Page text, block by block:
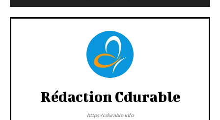
Rédaction Cdurable
https:/cdurable.info